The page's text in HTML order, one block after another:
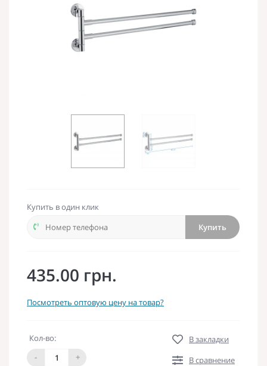
Купить в один клик
Купить
435.00 грн.
Посмотреть оптовую цену на товар?
Кол-во:
-
+
В закладки
В сравнение